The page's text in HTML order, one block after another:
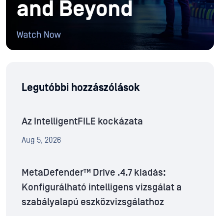
Legutóbbi hozzászólások
Az IntelligentFILE kockázata
Aug 5, 2026
MetaDefender™ Drive .4.7 kiadás:
Konfigurálható intelligens vizsgálat a
szabályalapú eszközvizsgálathoz